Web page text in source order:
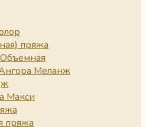
пряжа
Меланж
Макси
пряжа